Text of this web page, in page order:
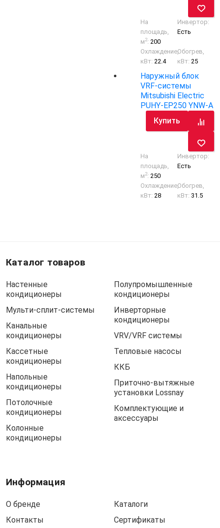
На
площадь,
м2:200
Инвертор:
Есть
Охлаждение,
кВт:22.4
Обогрев,
кВт:25
Наружный блок
VRF-системы
Mitsubishi Electric
PUHY-EP250 YNW-A
Купить
На
площадь,
м2:250
Инвертор:
Есть
Охлаждение,
кВт:28
Обогрев,
кВт: 31.5
Каталог товаров
Настенные
кондиционеры
Мульти-сплит-системы
Канальные
кондиционеры
Кассетные
кондиционеры
Напольные
кондиционеры
Потолочные
кондиционеры
Колонные
кондиционеры
Полупромышленные
кондиционеры
Инверторные
кондиционеры
VRV/VRF системы
Тепловые насосы
ККБ
Приточно-вытяжные
установки Lossnay
Комплектующие и
аксессуары
Информация
О бренде
Контакты
Каталоги
Сертификаты